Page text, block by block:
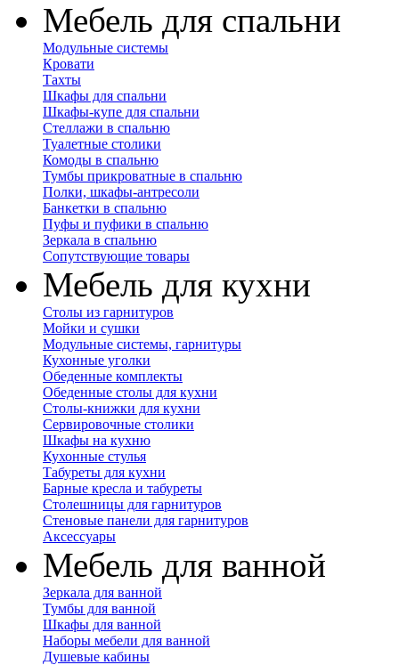
Мебель для спальни
Модульные системы
Кровати
Тахты
Шкафы для спальни
Шкафы-купе для спальни
Стеллажи в спальню
Туалетные столики
Комоды в спальню
Тумбы прикроватные в спальню
Полки, шкафы-антресоли
Банкетки в спальню
Пуфы и пуфики в спальню
Зеркала в спальню
Сопутствующие товары
Мебель для кухни
Столы из гарнитуров
Мойки и сушки
Модульные системы, гарнитуры
Кухонные уголки
Обеденные комплекты
Обеденные столы для кухни
Столы-книжки для кухни
Сервировочные столики
Шкафы на кухню
Кухонные стулья
Табуреты для кухни
Барные кресла и табуреты
Столешницы для гарнитуров
Стеновые панели для гарнитуров
Аксессуары
Мебель для ванной
Зеркала для ванной
Тумбы для ванной
Шкафы для ванной
Наборы мебели для ванной
Душевые кабины